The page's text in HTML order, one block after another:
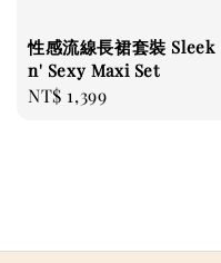
性感流線長裙套裝 Sleek
n' Sexy Maxi Set
Regular
NT$ 1,399